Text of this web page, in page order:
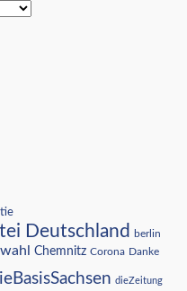
Deutschland berlin
Chemnitz Corona Danke
dieZeitung